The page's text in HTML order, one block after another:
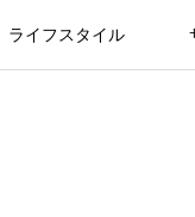
ライフスタイル